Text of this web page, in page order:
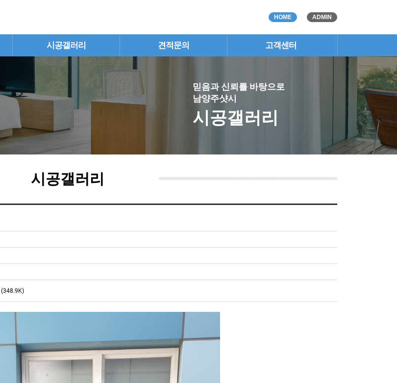
HOME ADMIN
시공갤러리 견적문의 고객센터
믿음과 신뢰를 바탕으로
남양주샷시
시공갤러리
시공갤러리
(348.9K)